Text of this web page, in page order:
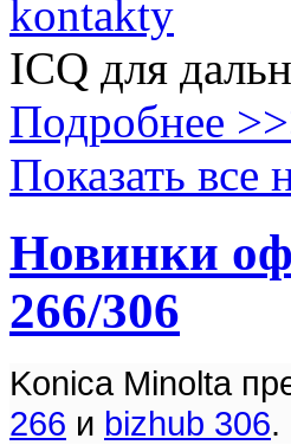
ICQ для
Подробнее
Показать все
Новинки
266/306
Konica Minolta
266 и bizhub 306.